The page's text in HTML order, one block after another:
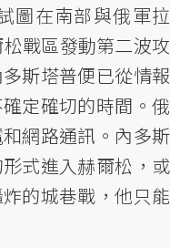
圖在南部與俄軍拉
戰區發動第二波攻
斯塔普便已從情報
定確切的時間。俄
網路通訊。內多斯
式進入赫爾松，或
的城巷戰，他只能